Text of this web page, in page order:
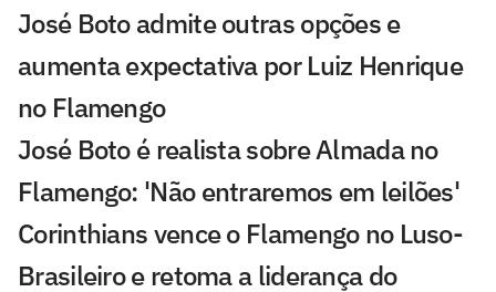
José Boto admite outras opções e
aumenta expectativa por Luiz Henrique
no Flamengo
José Boto é realista sobre Almada no
Flamengo: 'Não entraremos em leilões'
Corinthians vence o Flamengo no Luso-
Brasileiro e retoma a liderança do